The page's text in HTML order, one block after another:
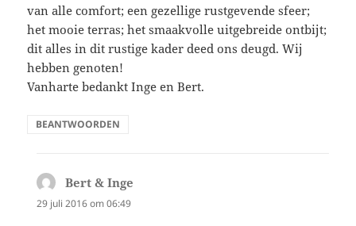
van alle comfort; een gezellige rustgevende sfeer;
het mooie terras; het smaakvolle uitgebreide ontbijt;
dit alles in dit rustige kader deed ons deugd. Wij
hebben genoten!
Vanharte bedankt Inge en Bert.
BEANTWOORDEN
Bert & Inge
29 juli 2016 om 06:49